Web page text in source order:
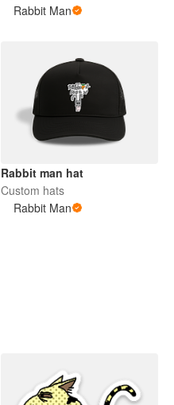
Rabbit Man
Rabbit man hat
Custom hats
Rabbit Man